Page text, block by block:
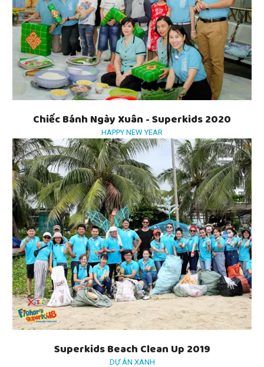
Chiếc Bánh Ngày Xuân - Superkids 2020
HAPPY NEW YEAR
Superkids Beach Clean Up 2019
DỰ ÁN XANH